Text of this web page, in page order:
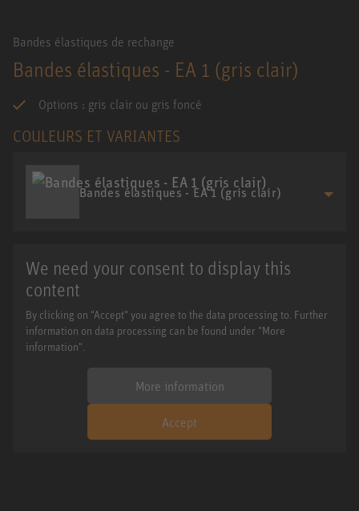
Bandes élastiques de rechange
Bandes élastiques - EA 1 (gris clair)
Options : gris clair ou gris foncé
COULEURS ET VARIANTES
Bandes élastiques - EA 1 (gris clair)
We need your consent to display this
content
By clicking on "Accept" you agree to the data processing to. Further
information on data processing can be found under "More
information".
More information
Accept